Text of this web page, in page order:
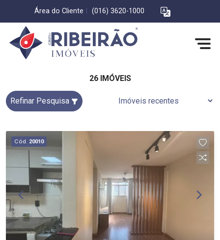
Área do Cliente (016) 3620-1000
26 IMÓVEIS
Refinar Pesquisa
Cód. 20010